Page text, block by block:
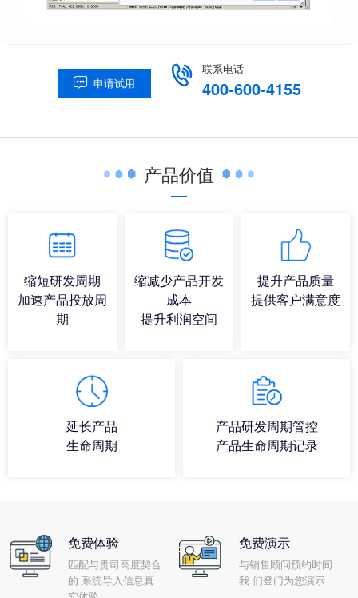
 申请试用  联系电话
400-600-4155
产品价值
缩短研发周期
加速产品投放周
期
缩减少产品开发
成本
提升利润空间
提升产品质量
提供客户满意度
延长产品
生命周期
产品研发周期管控
产品生命周期记录
免费体验
匹配与贵司高度契合
的 系统导入信息真
免费演示
与销售顾问预约时间
我 们登门为您演示